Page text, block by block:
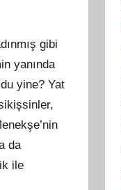
nmış gibi
yanında
yine? Yat
da
ile